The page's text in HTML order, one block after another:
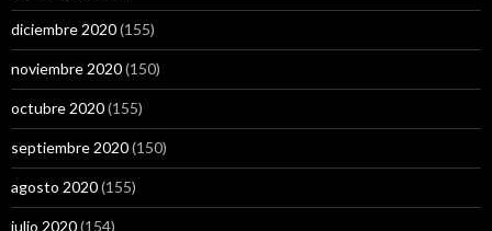
diciembre 2020(155)
noviembre 2020(150)
octubre 2020(155)
septiembre 2020(150)
agosto 2020(155)
julio 2020(154)